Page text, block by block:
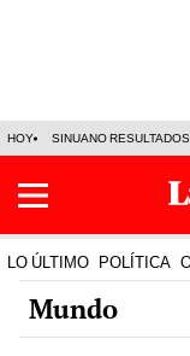
HOY SINUANO
LO ÚLTIMO POLÍTICA
Mundo